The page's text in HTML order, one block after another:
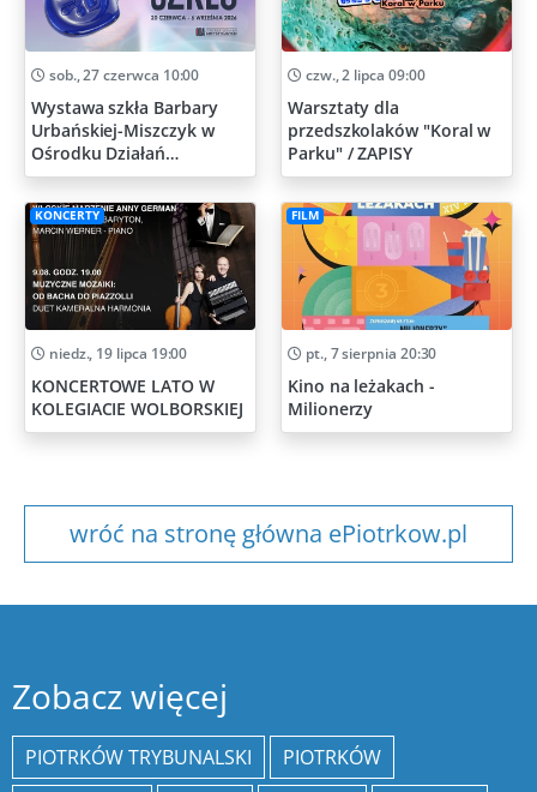
sob., 27 czerwca 10:00
Wystawa szkła Barbary
Urbańskiej-Miszczyk w
Ośrodku Działań
Artystycznych
czw., 2 lipca 09:00
Warsztaty dla
przedszkolaków "Koral w
Parku" / ZAPISY
KONCERTY
niedz., 19 lipca 19:00
KONCERTOWE LATO W
KOLEGIACIE WOLBORSKIEJ
FILM
pt., 7 sierpnia 20:30
Kino na leżakach -
Milionerzy
wróć na stronę główna ePiotrkow.pl
Zobacz więcej
PIOTRKÓW TRYBUNALSKI
PIOTRKÓW